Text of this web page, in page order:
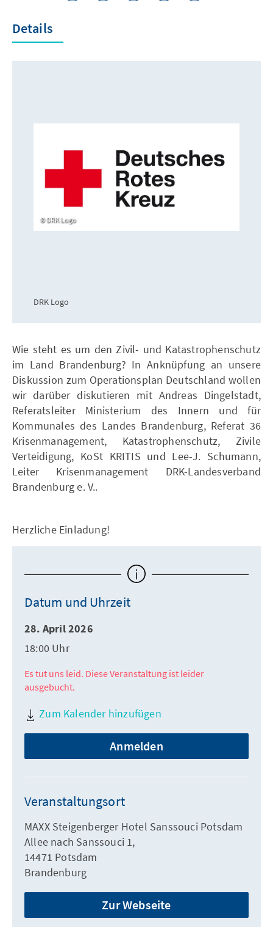
Details
DRK Logo
DRK Logo
Wie steht es um den Zivil- und Katastrophenschutz
im Land Brandenburg? In Anknüpfung an unsere
Diskussion zum Operationsplan Deutschland wollen
wir darüber diskutieren mit Andreas Dingelstadt,
Referatsleiter Ministerium des Innern und für
Kommunales des Landes Brandenburg, Referat 36
Krisenmanagement, Katastrophenschutz, Zivile
Verteidigung, KoSt KRITIS und Lee-J. Schumann,
Leiter Krisenmanagement DRK-Landesverband
Brandenburg e. V..
Herzliche Einladung!
Datum und Uhrzeit
28. April 2026
18:00 Uhr
Es tut uns leid. Diese Veranstaltung ist leider
ausgebucht.
Zum Kalender hinzufügen
Anmelden
Veranstaltungsort
MAXX Steigenberger Hotel Sanssouci Potsdam
Allee nach Sanssouci 1,
14471 Potsdam
Brandenburg
Zur Webseite